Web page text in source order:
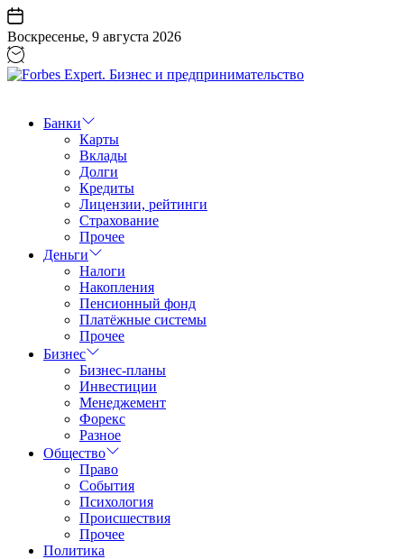
Перейти
к
содержанию
Воскресенье, 9 августа 2026
Бизнес
предпринимательство
Банки
Карты
Вклады
Долги
Кредиты
Лицензии, рейтинги
Страхование
Прочее
Деньги
Налоги
Накопления
Пенсионный фонд
Платёжные системы
Прочее
Бизнес
Бизнес-планы
Инвестиции
Менеджемент
Форекс
Разное
Общество
Право
События
Психология
Происшествия
Прочее
Политика